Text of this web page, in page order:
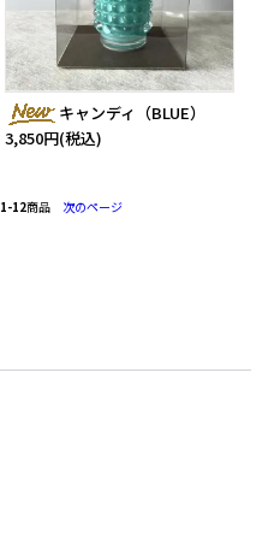
キャンディ（BLUE）
3,850円(税込)
1-12商品 次のページ